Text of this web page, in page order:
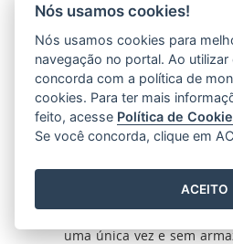
específico e em destaque
dos pais ou pelo
2º No tratamento de
deste artigo, os
pública a informação
coletados, a forma
procedimentos para o
se refere o art. 18 desta Lei.
crianças sem o
1º deste artigo quando a
uma única vez e sem
Nós usamos cookies!
Nós usamos cookies para
navegação no portal. Ao
concorda com a política de
cookies. Para ter mais
feito, acesse Política de
Se você concorda, clique em
ACEITO